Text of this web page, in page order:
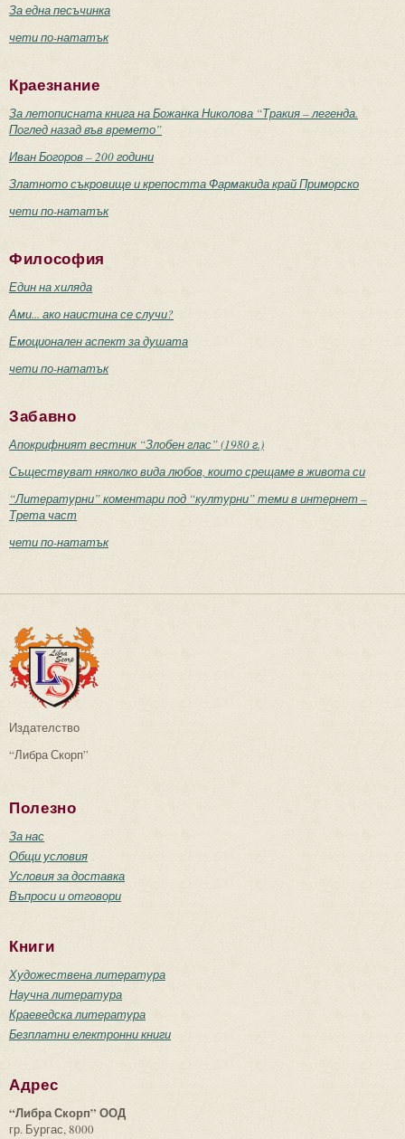
За една песъчинка
чети по-нататък
Краезнание
За летописната книга на Божанка Николова “Тракия – легенда.
Поглед назад във времето”
Иван Богоров – 200 години
Златното съкровище и крепостта Фармакида край Приморско
чети по-нататък
Философия
Един на хиляда
Ами... ако наистина се случи?
Емоционален аспект за душата
чети по-нататък
Забавно
Апокрифният вестник “Злобен глас” (1980 г.)
Съществуват няколко вида любов, които срещаме в живота си
“Литературни” коментари под “културни” теми в интернет –
Трета част
чети по-нататък
Издателство
“Либра Скорп”
Полезно
За нас
Общи условия
Условия за доставка
Въпроси и отговори
Книги
Художествена литература
Научна литература
Краеведска литература
Безплатни електронни книги
Адрес
“Либра Скорп” ООД
гр. Бургас, 8000